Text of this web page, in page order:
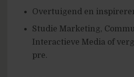
Overtuigend en
Studie Marketing,
Interactieve Media of
pre.